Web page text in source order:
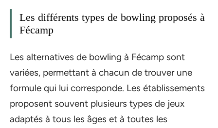
Les différents types de bowling proposés à
Fécamp
Les alternatives de bowling à Fécamp sont
variées, permettant à chacun de trouver une
formule qui lui corresponde. Les établissements
proposent souvent plusieurs types de jeux
adaptés à tous les âges et à toutes les